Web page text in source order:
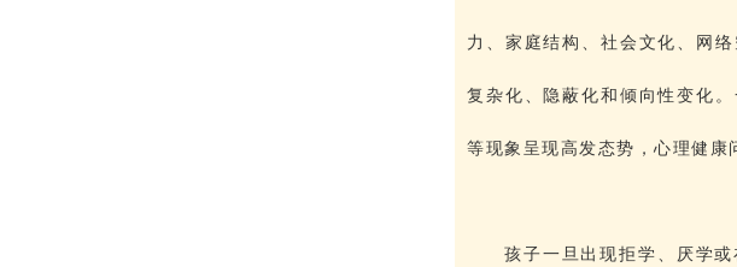
力、家庭结构、社会文化、网
复杂化、隐蔽化和倾向性变化
等现象呈现高发态势，心理健康
孩子一旦出现拒学、厌学